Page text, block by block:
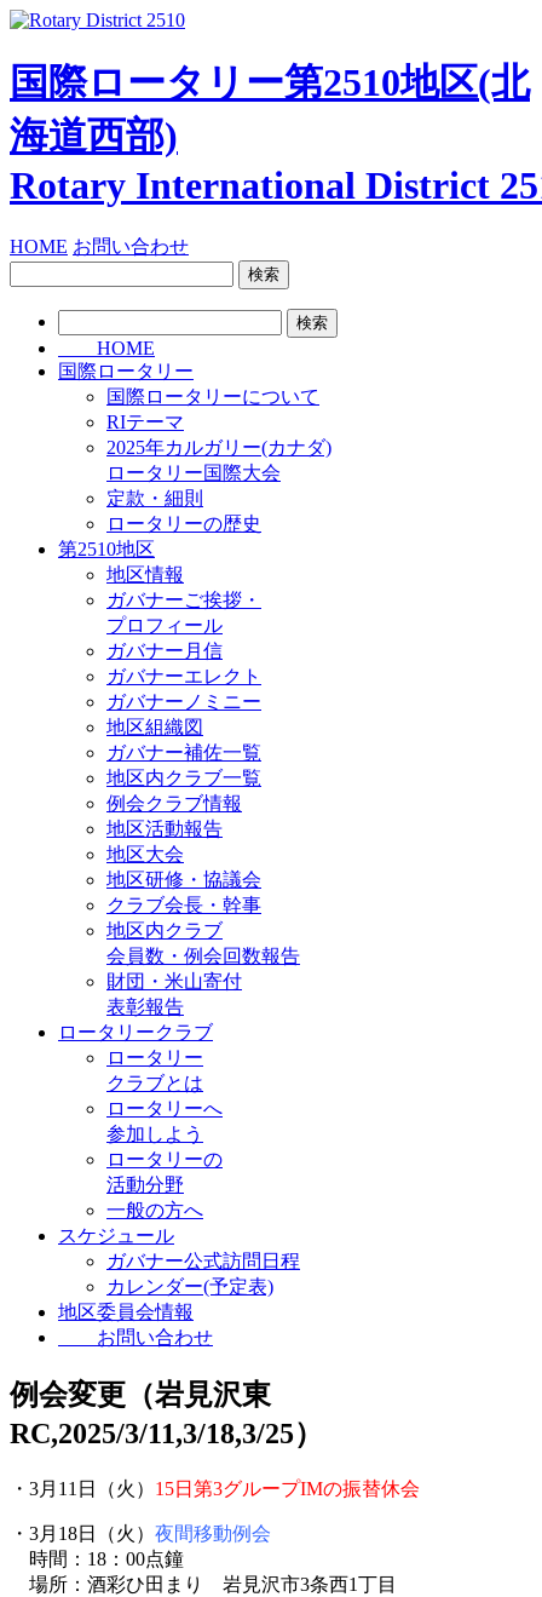
国際ロータリー第2510地区(北
海道西部)
Rotary International District
HOME お問い合わせ
HOME
国際ロータリー
国際ロータリーについて
RIテーマ
2025年カルガリー(カナダ)
ロータリー国際大会
定款・細則
ロータリーの歴史
第2510地区
地区情報
ガバナーご挨拶・
プロフィール
ガバナー月信
ガバナーエレクト
ガバナーノミニー
地区組織図
ガバナー補佐一覧
地区内クラブ一覧
例会クラブ情報
地区活動報告
地区大会
地区研修・協議会
クラブ会長・幹事
地区内クラブ
会員数・例会回数報告
財団・米山寄付
表彰報告
ロータリークラブ
ロータリー
クラブとは
ロータリーへ
参加しよう
ロータリーの
活動分野
一般の方へ
スケジュール
ガバナー公式訪問日程
カレンダー(予定表)
地区委員会情報
お問い合わせ
例会変更（岩見沢東
RC,2025/3/11,3/18,3/25）
・3月11日（火） 15日第3グループIMの振替休会
・3月18日（火） 夜間移動例会
時間：18：00点鐘
場所：酒彩ひ田まり 岩見沢市3条西1丁目